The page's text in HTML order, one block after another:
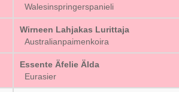
Walesinspringerspanieli
Wirneen Lahjakas Lurittaja
Australianpaimenkoira
Essente Äfelie Älda
Eurasier